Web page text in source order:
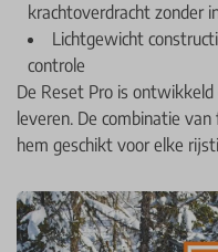
krachtoverdracht zonder
Lichtgewicht
controle
De Reset Pro is
leveren. De combinatie
hem geschikt voor elke